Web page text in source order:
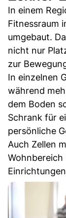
In einem
Fitnessraum
umgebaut.
nicht nur
zur
In einzelnen
während
dem Boden
Schrank für
persönliche
Auch Zellen